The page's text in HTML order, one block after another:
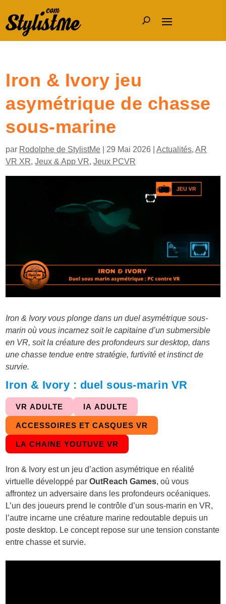
Iron & Ivory jeu
asymétrique de chasse
sous-marine
par Rodolphe de StylistMe 29 Mai 2026 |Actualités,AR
VR XR,Jeux & App VR,Jeux PCVR
Iron & Ivory vous plonge dans un duel asymétrique sous-
marin où vous incarnez soit le capitaine d’un submersible
en VR, soit la créature des profondeurs sur desktop, dans
une chasse tendue entre stratégie, furtivité et instinct de
survie.
Iron & Ivory : duel sous-marin VR
VR ADULTE IA ADULTE
ACCESSOIRES ET CASQUES VR
LA CHAINE YOUTUVE VR
Iron & Ivory est un jeu d’action asymétrique en réalité
virtuelle développé parOutReach Games, où vous
affrontez un adversaire dans les profondeurs océaniques.
L’un des joueurs prend le contrôle d’un sous-marin en VR,
l’autre incarne une créature marine redoutable depuis un
poste desktop. Le concept repose sur une tension constante
entre chasse et survie.